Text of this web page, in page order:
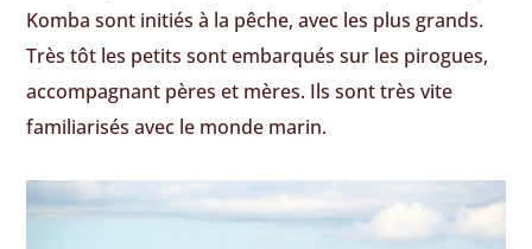
Komba sont initiés à la pêche, avec les plus grands.
Très tôt les petits sont embarqués sur les pirogues,
accompagnant pères et mères. Ils sont très vite
familiarisés avec le monde marin.